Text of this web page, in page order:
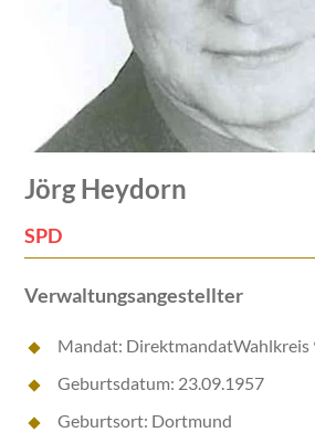
Jörg Heydorn
SPD
Verwaltungsangestellter
Mandat: DirektmandatWahlkreis
Geburtsdatum: 23.09.1957
Geburtsort: Dortmund